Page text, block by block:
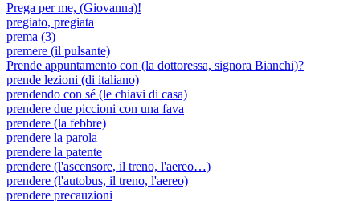
Prega per me, (Giovanna)!
pregiato, pregiata
prema (3)
premere (il pulsante)
Prende appuntamento con (la dottoressa, signora Bianchi)?
prende lezioni (di italiano)
prendendo con sé (le chiavi di casa)
prendere due piccioni con una fava
prendere (la febbre)
prendere la parola
prendere la patente
prendere (l'ascensore, il treno, l'aereo…)
prendere (l'autobus, il treno, l'aereo)
prendere precauzioni